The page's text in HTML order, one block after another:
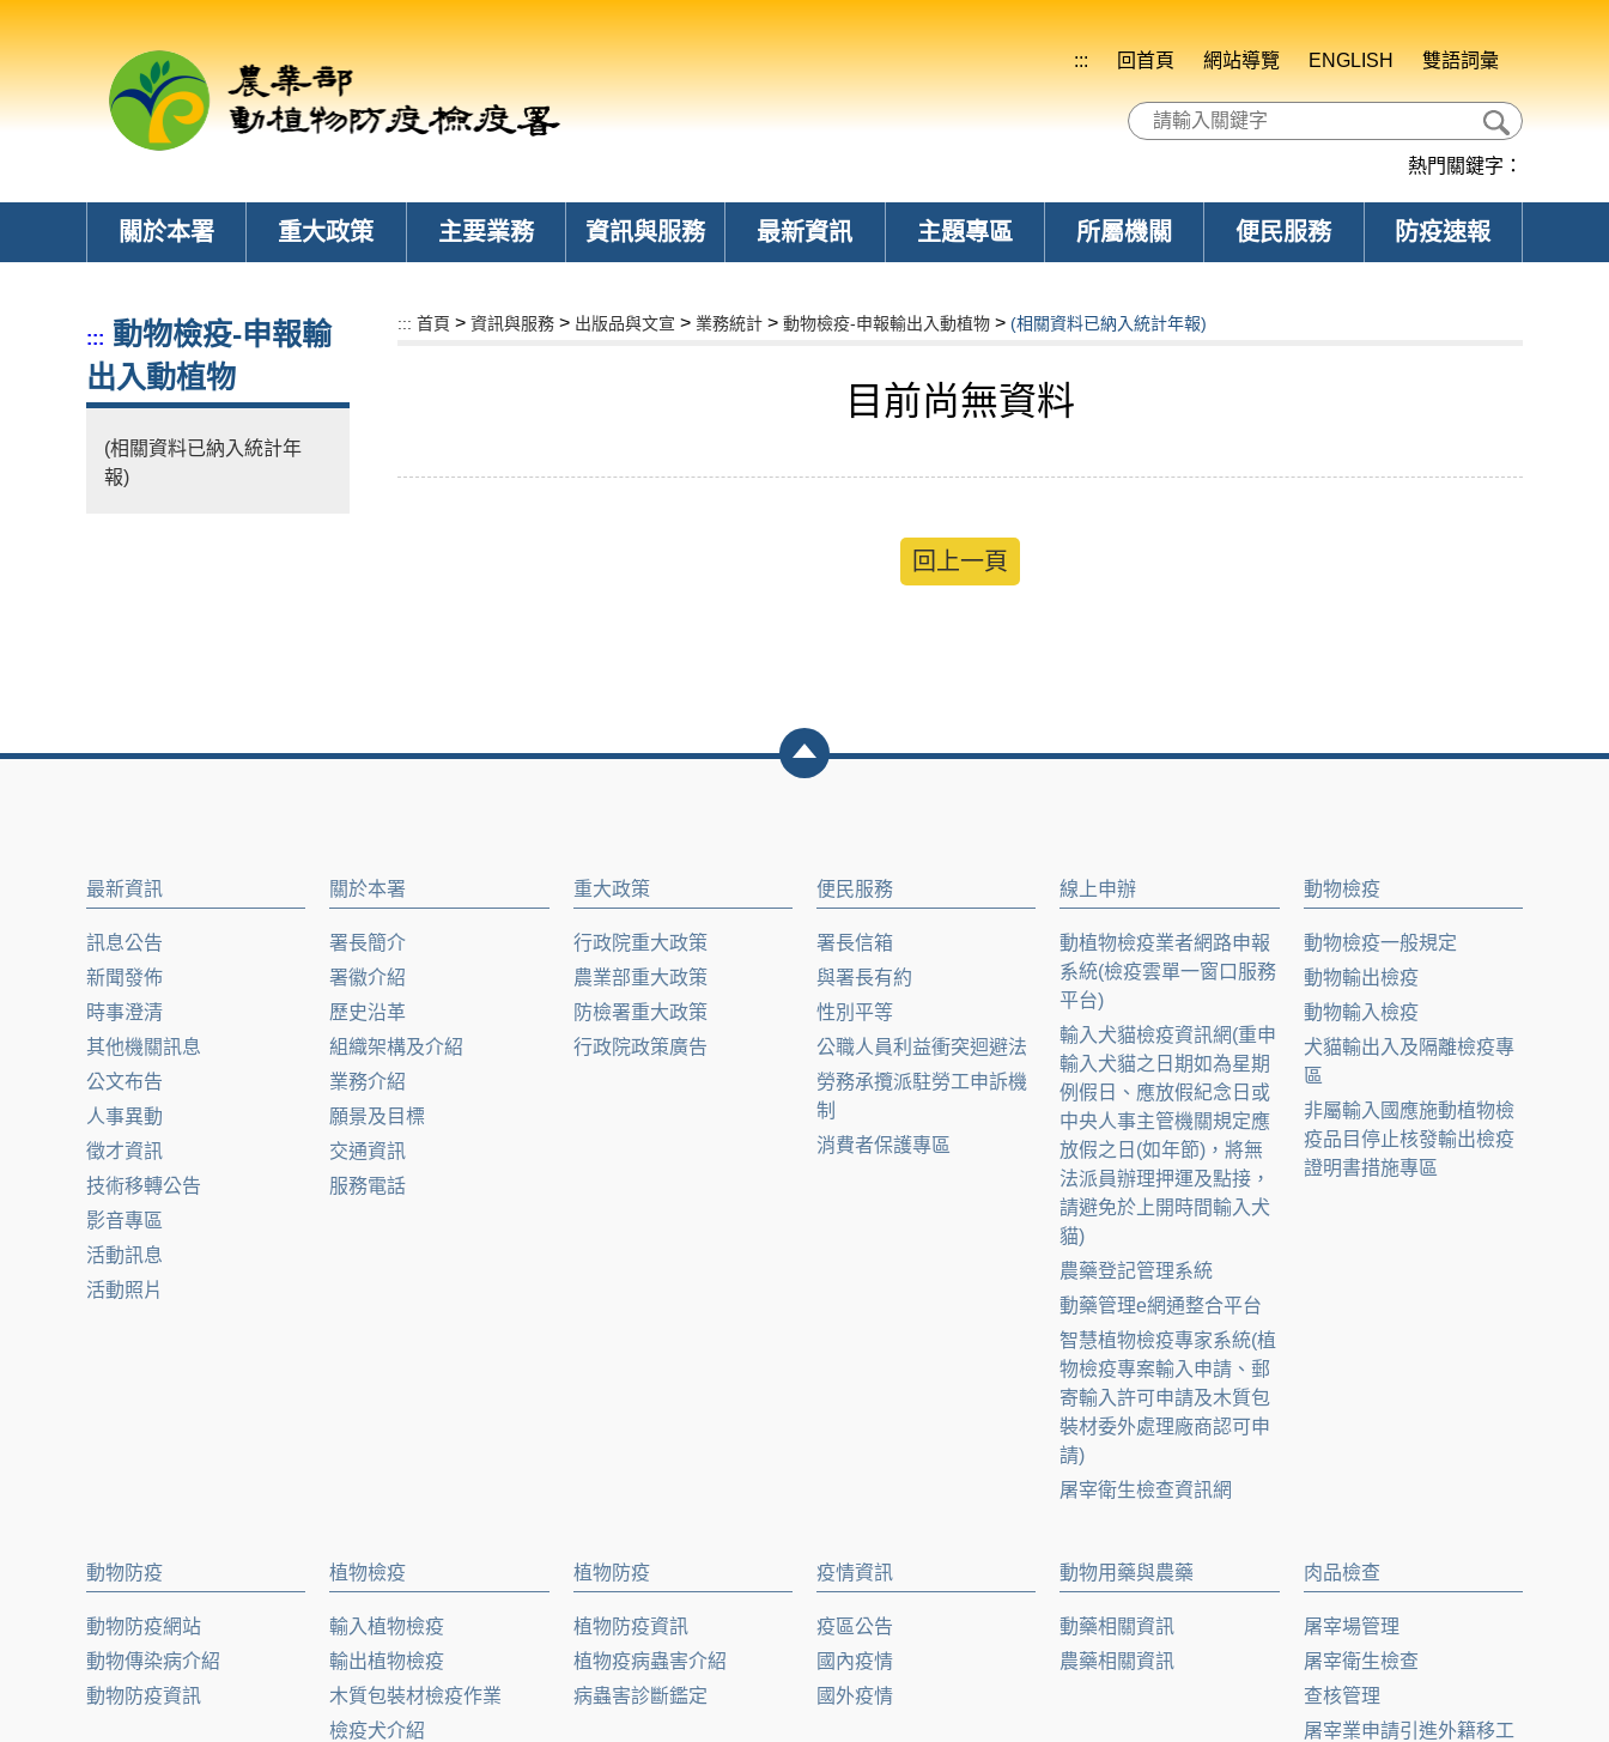
::: 回首頁 網站導覽 ENGLISH 雙語詞彙
熱門關鍵字：
關於本署 重大政策 主要業務 資訊與服務 最新資訊 主題專區 所屬機關 便民服務 防疫速報
::: 動物檢疫-申報輸
出入動植物
(相關資料已納入統計年
報)
::: 首頁 > 資訊與服務 > 出版品與文宣 > 業務統計 > 動物檢疫-申報輸出入動植物 > (相關資料已納入統計年報)
目前尚無資料
回上一頁
最新資訊
訊息公告
新聞發佈
時事澄清
其他機關訊息
公文布告
人事異動
徵才資訊
技術移轉公告
影音專區
活動訊息
活動照片
關於本署
署長簡介
署徽介紹
歷史沿革
組織架構及介紹
業務介紹
願景及目標
交通資訊
服務電話
重大政策
行政院重大政策
農業部重大政策
防檢署重大政策
行政院政策廣告
便民服務
署長信箱
與署長有約
性別平等
公職人員利益衝突迴避法
勞務承攬派駐勞工申訴機
制
消費者保護專區
線上申辦
動植物檢疫業者網路申報
系統(檢疫雲單一窗口服務
平台)
輸入犬貓檢疫資訊網(重申
輸入犬貓之日期如為星期
例假日、應放假紀念日或
中央人事主管機關規定應
放假之日(如年節)，將無
法派員辦理押運及點接，
請避免於上開時間輸入犬
貓)
農藥登記管理系統
動藥管理e網通整合平台
智慧植物檢疫專家系統(植
物檢疫專案輸入申請、郵
寄輸入許可申請及木質包
裝材委外處理廠商認可申
請)
屠宰衛生檢查資訊網
動物檢疫
動物檢疫一般規定
動物輸出檢疫
動物輸入檢疫
犬貓輸出入及隔離檢疫專
區
非屬輸入國應施動植物檢
疫品目停止核發輸出檢疫
證明書措施專區
動物防疫
動物防疫網站
動物傳染病介紹
動物防疫資訊
植物檢疫
輸入植物檢疫
輸出植物檢疫
木質包裝材檢疫作業
檢疫犬介紹
植物防疫
植物防疫資訊
植物疫病蟲害介紹
病蟲害診斷鑑定
疫情資訊
疫區公告
國內疫情
國外疫情
動物用藥與農藥
動藥相關資訊
農藥相關資訊
肉品檢查
屠宰場管理
屠宰衛生檢查
查核管理
屠宰業申請引進外籍移工